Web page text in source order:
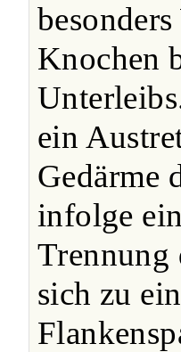
Knochen
ein
Gedärme
infolge
Trennung
sich zu